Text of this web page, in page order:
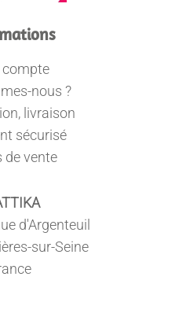
nous ?
livraison
sécurisé
de vente
d'Argenteuil
sur-Seine